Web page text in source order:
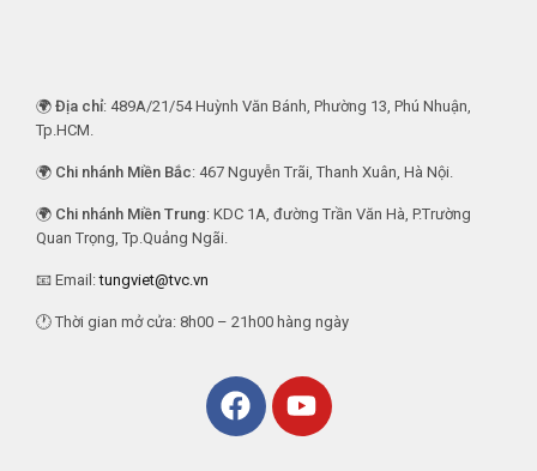
🌍 Địa chỉ: 489A/21/54 Huỳnh Văn Bánh, Phường 13, Phú Nhuận,
Tp.HCM.
🌍 Chi nhánh Miền Bắc: 467 Nguyễn Trãi, Thanh Xuân, Hà Nội.
🌍 Chi nhánh Miền Trung: KDC 1A, đường Trần Văn Hà, P.Trường
Quan Trọng, Tp.Quảng Ngãi.
📧 Email:tungviet@tvc.vn
🕐 Thời gian mở cửa: 8h00 – 21h00 hàng ngày